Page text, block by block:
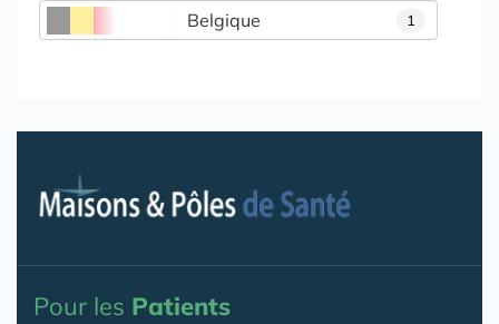
Belgique 1
Pour les Patients